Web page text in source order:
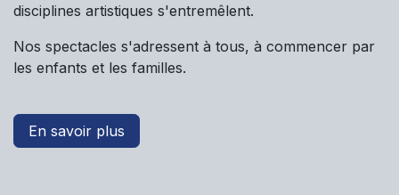
disciplines artistiques s'entremêlent.
Nos spectacles s'adressent à tous, à commencer par
les enfants et les familles.
En savoir plus